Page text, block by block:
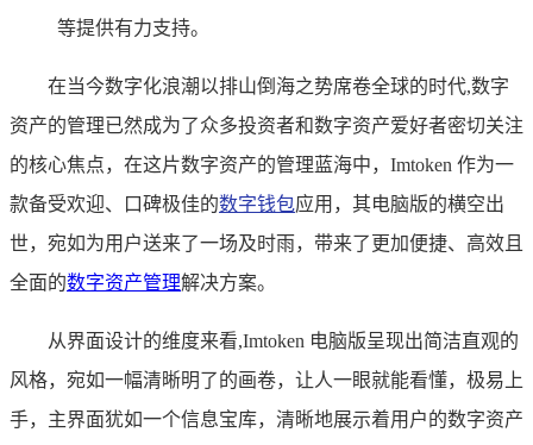
等提供有力支持。
在当今数字化浪潮以排山倒海之势席卷全球的时代,数字
资产的管理已然成为了众多投资者和数字资产爱好者密切关注
的核心焦点，在这片数字资产的管理蓝海中，Imtoken 作为一
款备受欢迎、口碑极佳的数字钱包应用，其电脑版的横空出
世，宛如为用户送来了一场及时雨，带来了更加便捷、高效且
全面的数字资产管理解决方案。
从界面设计的维度来看,Imtoken 电脑版呈现出简洁直观的
风格，宛如一幅清晰明了的画卷，让人一眼就能看懂，极易上
手，主界面犹如一个信息宝库，清晰地展示着用户的数字资产